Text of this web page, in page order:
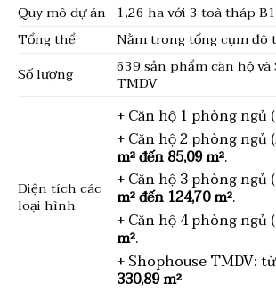
Quy mô dự án 1,26 ha với 3 toà tháp
Tổng thể
Nằm trong tổng cụm đô
Số lượng
639 sản phẩm căn hộ và
TMDV
Diện tích các
loại hình
+ Căn hộ 1 phòng ngủ
+ Căn hộ 2 phòng ngủ
m² đến 85,09 m².
+ Căn hộ 3 phòng ngủ
m² đến 124,70 m².
+ Căn hộ 4 phòng ngủ
m².
+ Shophouse TMDV: từ
330,89 m²